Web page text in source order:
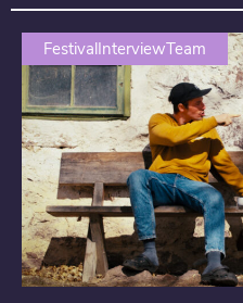
FestivalInterviewTeam